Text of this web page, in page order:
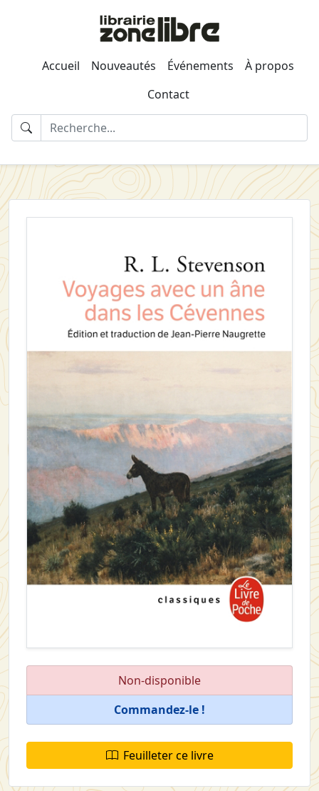
Accueil Nouveautés Événements
À propos
Contact
Non-disponible
Commandez-le !
Feuilleter ce livre